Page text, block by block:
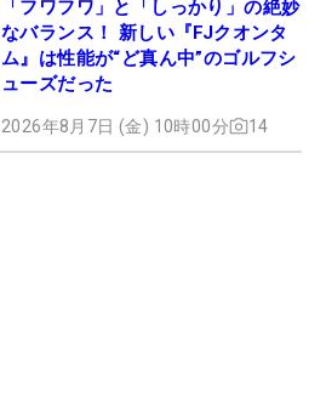
「フワフワ」と「しっかり」の絶妙
なバランス！ 新しい『FJクオンタ
ム』は性能が“ど真ん中”のゴルフシ
ューズだった
2026年8月7日 (金) 10時00分 14